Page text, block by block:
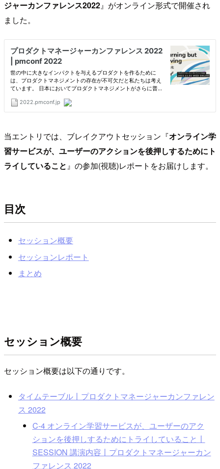
ジャーカンファレンス2022』がオンライン形式で開催され
ました。
当エントリでは、ブレイクアウトセッション『オンライン学
習サービスが、ユーザーのアクションを後押しするためにト
ライしていること 』の参加(視聴)レポートをお届けします。
目次
セッション概要
セッションレポート
まとめ
セッション概要
セッション概要は以下の通りです。
タイムテーブル丨プロダクトマネージャーカンファレン
ス 2022
C-4 オンライン学習サービスが、ユーザーのアク
ションを後押しするためにトライしていること丨
SESSION 講演内容丨プロダクトマネージャーカン
ファレンス 2022